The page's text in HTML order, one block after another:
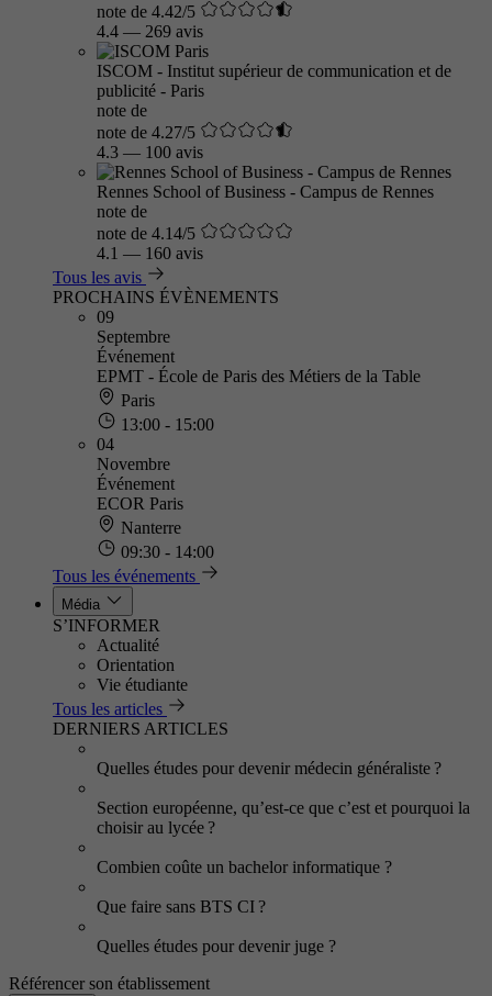
note de 4.42/5
4.4 — 269 avis
ISCOM - Institut supérieur de communication et de
publicité - Paris
note de
note de 4.27/5
4.3 — 100 avis
Rennes School of Business - Campus de Rennes
note de
note de 4.14/5
4.1 — 160 avis
Tous les avis
PROCHAINS ÉVÈNEMENTS
09
Septembre
Événement
EPMT - École de Paris des Métiers de la Table
Paris
13:00 - 15:00
04
Novembre
Événement
ECOR Paris
Nanterre
09:30 - 14:00
Tous les événements
Média
S’INFORMER
Actualité
Orientation
Vie étudiante
Tous les articles
DERNIERS ARTICLES
Quelles études pour devenir médecin généraliste ?
Section européenne, qu’est-ce que c’est et pourquoi la
choisir au lycée ?
Combien coûte un bachelor informatique ?
Que faire sans BTS CI ?
Quelles études pour devenir juge ?
Référencer son établissement